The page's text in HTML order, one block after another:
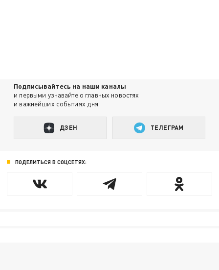
Подписывайтесь на наши каналы
и первыми узнавайте о главных новостях
и важнейших событиях дня.
ДЗЕН ТЕЛЕГРАМ
ПОДЕЛИТЬСЯ В СОЦСЕТЯХ: